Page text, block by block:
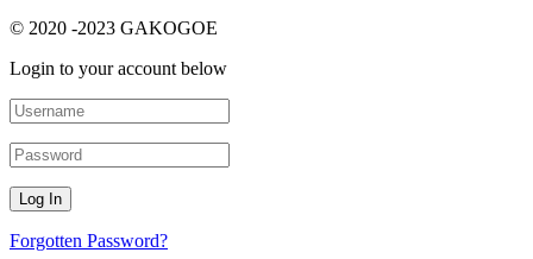
© 2020 -2023 GAKOGOE
Login to your account below
Forgotten Password?